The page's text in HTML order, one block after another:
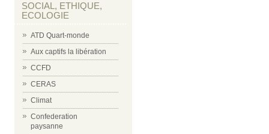
SOCIAL, ETHIQUE,
ECOLOGIE
ATD Quart-monde
Aux captifs la libération
CCFD
CERAS
Climat
Confederation
paysanne